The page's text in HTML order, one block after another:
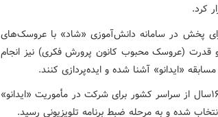
کرد.
پخش در سامانه دانش‌آموزی «شاد» با عروسک‌های
قدرت (عروسک محبوب کانون پرورش فکری) نیز انجام
«ایدانو» آشنا شده و ایده‌پردازی کنند.
در پایان، بیش از ۳هزار ایده از کودکان و نوجوانان ۸ تا ۱۶سال از سراسر کشور برای شرکت در مأموریت «ایدانو»